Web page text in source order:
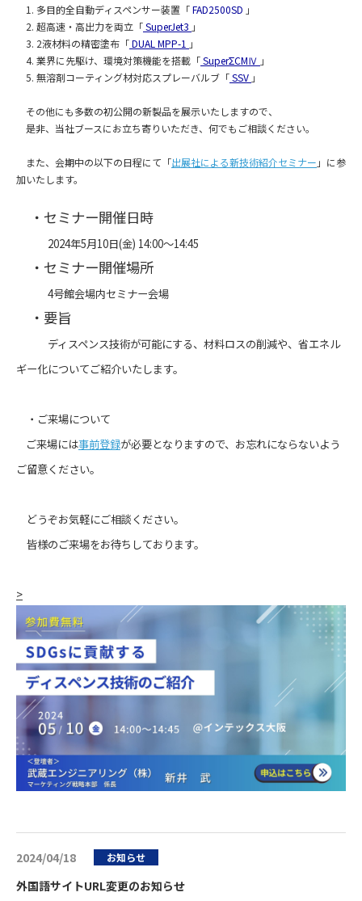
1. 多目的全自動ディスペンサー装置「FAD2500SD 」
2. 超高速・高出力を両立「SuperJet3 」
3. 2液材料の精密塗布「DUAL MPP-1 」
4. 業界に先駆け、環境対策機能を搭載「SuperΣCMⅣ 」
5. 無溶剤コーティング材対応スプレーバルブ「SSV 」
その他にも多数の初公開の新製品を展示いたしますので、
是非、当社ブースにお立ち寄りいただき、何でもご相談ください。
また、会期中の以下の日程にて「出展社による新技術紹介セミナー 」に参
加いたします。
・セミナー開催日時
2024年5月10日(金) 14:00～14:45
・セミナー開催場所
4号館会場内セミナー会場
・要旨
ディスペンス技術が可能にする、材料ロスの削減や、省エネル
ギー化についてご紹介いたします。
・ご来場について
ご来場には事前登録が必要となりますので、お忘れにならないよう
ご留意ください。
どうぞお気軽にご相談ください。
皆様のご来場をお待ちしております。
>
2024/04/18 お知らせ
外国語サイトURL変更のお知らせ